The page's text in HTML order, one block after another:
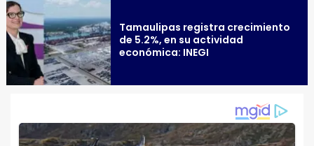
Tamaulipas registra crecimiento
de 5.2%, en su actividad
económica: INEGI